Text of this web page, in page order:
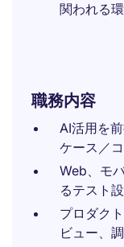
関われる
職務内容
AI活用を
ケース／
Web、モ
るテスト
プロダク
ビュー、